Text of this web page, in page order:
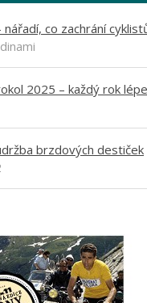
nářadí, co zachrání
2025 – každý rok lépe
brzdových destiček